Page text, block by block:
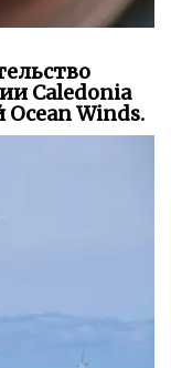
Caledonia
Winds.